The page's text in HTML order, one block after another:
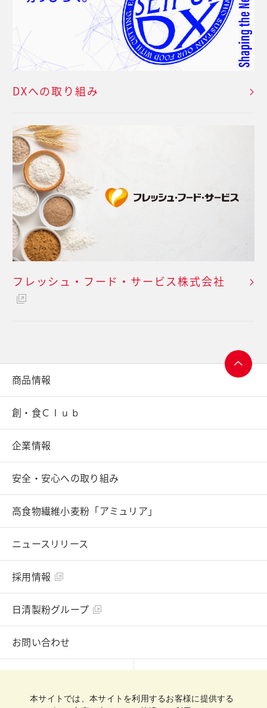
DXへの取り組み
フレッシュ・フード・ サービス株式会社
トップ
商品情報
創・食Ｃｌｕｂ
企業情報
安全・安心への取り組み
高食物繊維小麦粉「アミュリア」
ニュースリリース
採用情報
日清製粉グループ
お問い合わせ
本サイトでは、本サイトを利用するお客様に提供する